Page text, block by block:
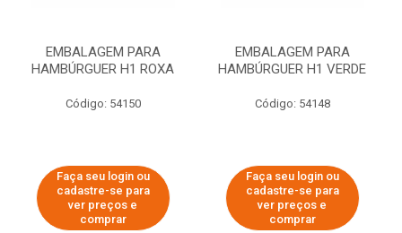
EMBALAGEM PARA
HAMBÚRGUER H1 ROXA
Código: 54150
Faça seu login ou
cadastre-se para
ver preços e
comprar
EMBALAGEM PARA
HAMBÚRGUER H1 VERDE
Código: 54148
Faça seu login ou
cadastre-se para
ver preços e
comprar